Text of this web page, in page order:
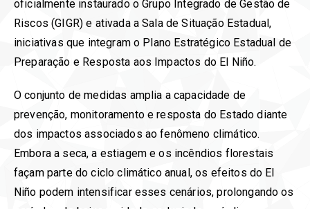
oficialmente instaurado o Grupo Integrado de Gestão de
Riscos (GIGR) e ativada a Sala de Situação Estadual,
iniciativas que integram o Plano Estratégico Estadual de
Preparação e Resposta aos Impactos do El Niño.
O conjunto de medidas amplia a capacidade de
prevenção, monitoramento e resposta do Estado diante
dos impactos associados ao fenômeno climático.
Embora a seca, a estiagem e os incêndios florestais
façam parte do ciclo climático anual, os efeitos do El
Niño podem intensificar esses cenários, prolongando os